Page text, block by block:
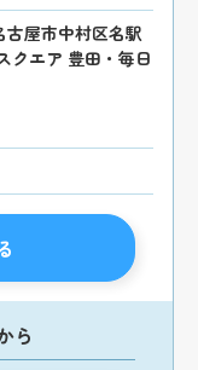
古屋市中村区名駅
クエア 豊田・毎日
ら